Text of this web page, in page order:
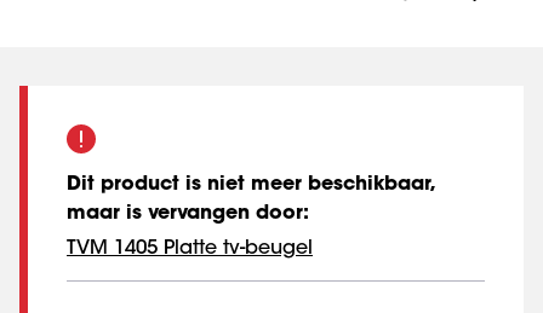
Dit product is niet meer beschikbaar,
maar is vervangen door:
TVM 1405 Platte tv-beugel